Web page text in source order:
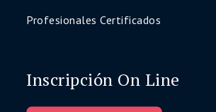
Profesionales Certificados
Inscripción On Line